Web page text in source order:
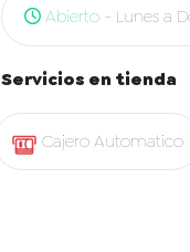
Abierto - Lunes a
Servicios en tienda
Cajero Automatico